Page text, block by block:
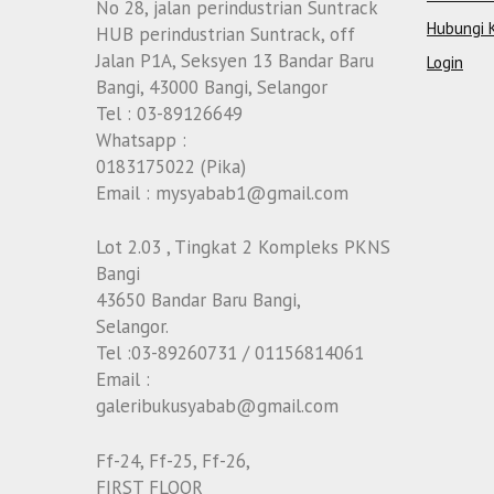
No 28, jalan perindustrian Suntrack
HUB perindustrian Suntrack, off
Jalan P1A, Seksyen 13 Bandar Baru
Bangi, 43000 Bangi, Selangor
Tel : 03-89126649
Whatsapp :
0183175022 (Pika)
Email : mysyabab1@gmail.com
Lot 2.03 , Tingkat 2 Kompleks PKNS
Bangi
43650 Bandar Baru Bangi,
Selangor.
Tel :03-89260731 / 01156814061
Email :
galeribukusyabab@gmail.com
Ff-24, Ff-25, Ff-26,
FIRST FLOOR
Hubungi
Login